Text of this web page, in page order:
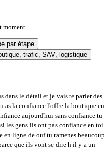
par étape
trafic, SAV, logistique
dans le détail et je vais te parler des
as la confiance l'offre la boutique en
aujourd'hui sans confiance tu
les gens ils ont pas confiance en toi
en ligne de ouf tu ramènes beaucoup
que ils vont se dire h il y a un